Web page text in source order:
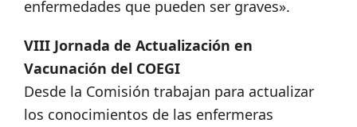
enfermedades que pueden ser graves».
VIII Jornada de Actualización en
Vacunación del COEGI
Desde la Comisión trabajan para actualizar
los conocimientos de las enfermeras